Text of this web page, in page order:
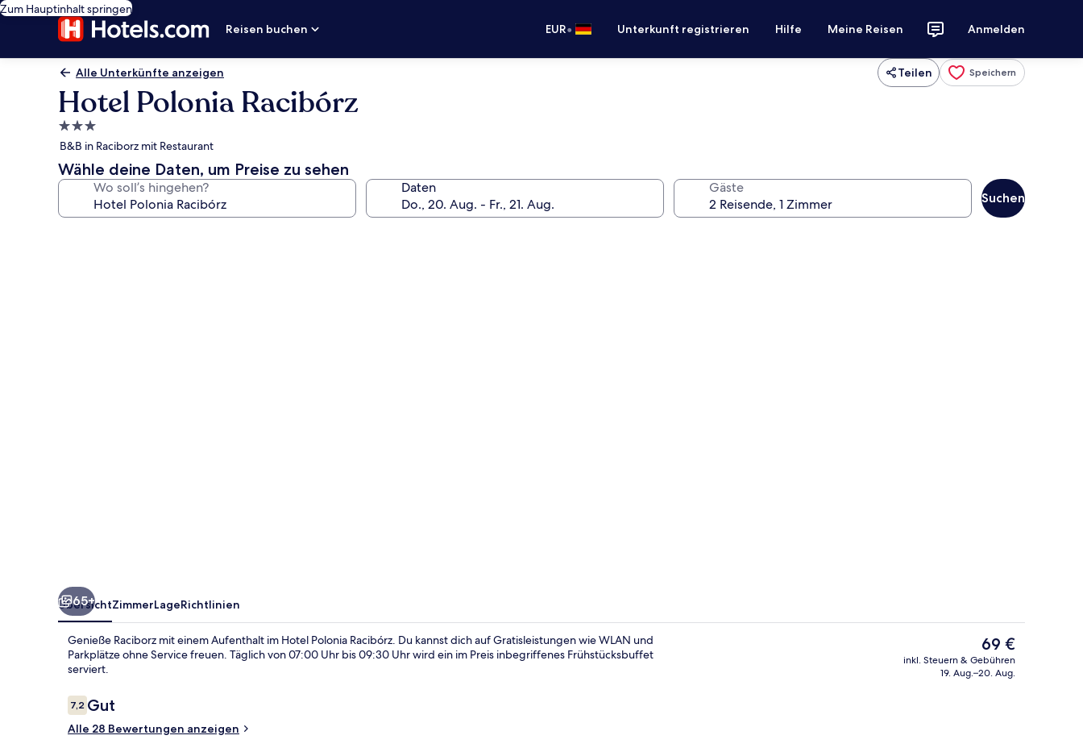
Zum Hauptinhalt springen
Reisen buchen
EUR• Unterkunft registrieren Hilfe Meine Reisen Anmelden
Alle Unterkünfte anzeigen Teilen Speichern
Hotel Polonia Racibórz
3.0-
Sterne-
Unterkunft
B&B in Raciborz mit Restaurant
Wähle deine Daten, um Preise zu sehen
Wo soll’s hingehen? Daten Gäste
Suchen
Grand-Doppelzimmer |
65+
ÜbersichtZimmerLageRichtlinien
Genieße Raciborz mit einem Aufenthalt im Hotel Polonia Racibórz. Du kannst dich auf Gratisleistungen wie WLAN und
Parkplätze ohne Service freuen. Täglich von 07:00 Uhr bis 09:30 Uhr wird ein im Preis inbegriffenes Frühstücksbuffet
serviert.
Bewertungen
7,27,2 von 10.
Gut
Alle 28 Bewertungen anzeigen
Der
aktuelle
Preis
69 €
inkl. Steuern & Gebühren
19. Aug.–20. Aug.